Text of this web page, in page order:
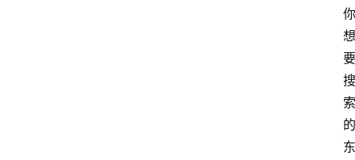
你
想
要
搜
索
的
东